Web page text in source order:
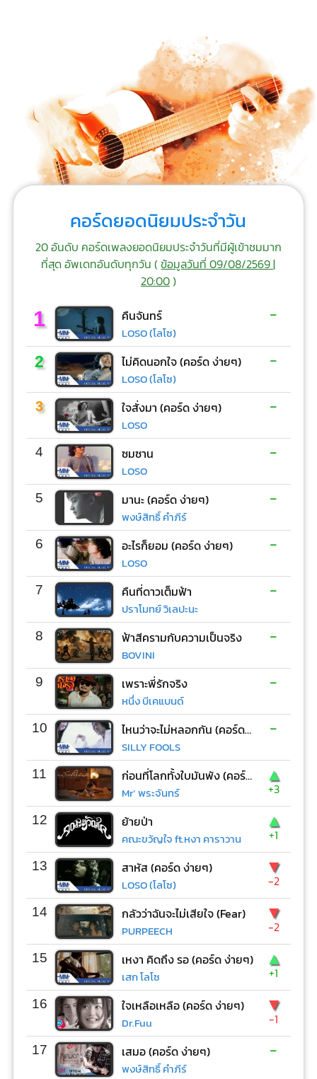
คอร์ดยอดนิยมประจำวัน
20 อันดับ คอร์ดเพลงยอดนิยมประจำวันที่มีผู้เข้าชมมาก
ที่สุด อัพเดทอันดับทุกวัน (ข้อมูลวันที่ 09/08/2569 |
20:00)
1 คืนจันทร์
LOSO (โลโซ)
-
2 ไม่คิดนอกใจ (คอร์ด ง่ายๆ)
LOSO (โลโซ)
-
3 ใจสั่งมา (คอร์ด ง่ายๆ)
LOSO
-
4 ซมซาน
LOSO
-
5 มานะ (คอร์ด ง่ายๆ)
พงษ์สิทธิ์ คำภีร์
-
6 อะไรก็ยอม (คอร์ด ง่ายๆ)
LOSO
-
7 คืนที่ดาวเต็มฟ้า
ปราโมทย์ วิเลปะนะ
-
8 ฟ้าสีครามกับความเป็นจริง
BOVINI
-
9 เพราะพี่รักจริง
หนึ่ง บีเคแบนด์
-
10 ไหนว่าจะไม่หลอกกัน (คอร์ด ง่ายๆ)
SILLY FOOLS
-
11 ก่อนที่โลกทั้งใบมันพัง (คอร์ด ง่ายๆ)
Mr’ พระจันทร์
▲
+3
12 ย้ายป่า
คณะขวัญใจ ft.หงา คาราวาน
▲
+1
13 สาหัส (คอร์ด ง่ายๆ)
LOSO (โลโซ)
▼
-2
14 กลัวว่าฉันจะไม่เสียใจ (Fear)
PURPEECH
▼
-2
15 เหงา คิดถึง รอ (คอร์ด ง่ายๆ)
เสก โลโซ
▲
+1
16 ใจเหลือเหลือ (คอร์ด ง่ายๆ)
Dr.Fuu
▼
-1
17 เสมอ (คอร์ด ง่ายๆ)
พงษ์สิทธิ์ คำภีร์
-